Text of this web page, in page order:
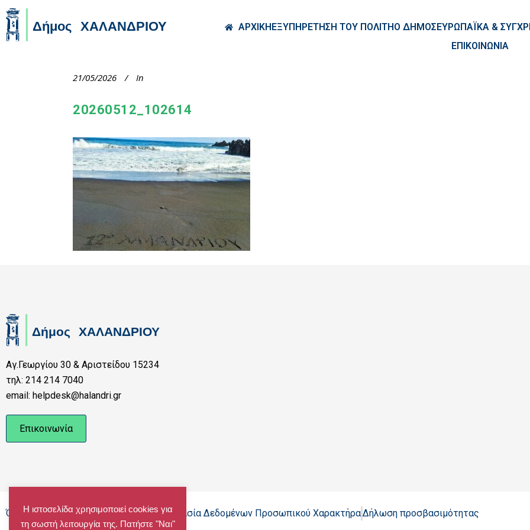
ΑΡΧΙΚΗΕΞΥΠΗΡΕΤΗΣΗ ΤΟΥ ΠΟΛΙΤΗΟ ΔΗΜΟΣΕΥΡΩΠΑΪΚΑ &
ΕΠΙΚΟΙΝΩΝΙΑ
21/05/2026 In
20260512_102614
Αγ.Γεωργίου 30 & Αριστείδου 15234
τηλ: 214 214 7040
email: helpdesk@halandri.gr
Επικοινωνία
Όροι Χρήσης - Πολιτική Cookies - Προστασία Δεδομένων Προσωπικού ΧαρακτήραΔήλωση προσβασιμότητας
Η ιστοσελίδα χρησιμοποιεί cookies για
τη σωστή λειτουργία της. Πατήστε "Ναι"